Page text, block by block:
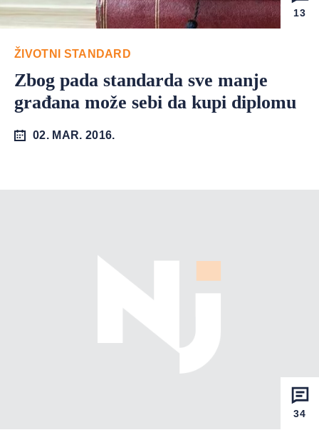
13
ŽIVOTNI STANDARD
Zbog pada standarda sve manje
građana može sebi da kupi diplomu
02. MAR. 2016.
34